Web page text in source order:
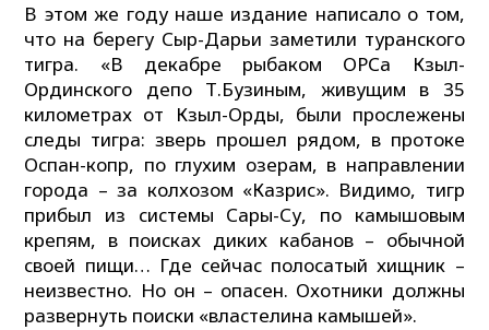
В этом же году наше издание написало о том,
что на берегу Сыр-Дарьи заметили туранского
тигра. «В декабре рыбаком ОРСа Кзыл-
Ординского депо Т.Бузиным, живущим в 35
километрах от Кзыл-Орды, были прослежены
следы тигра: зверь прошел рядом, в протоке
Оспан-копр, по глухим озерам, в направлении
города – за колхозом «Казрис». Видимо, тигр
прибыл из системы Сары-Су, по камышовым
крепям, в поисках диких кабанов – обычной
своей пищи… Где сейчас полосатый хищник –
неизвестно. Но он – опасен. Охотники должны
развернуть поиски «властелина камышей».